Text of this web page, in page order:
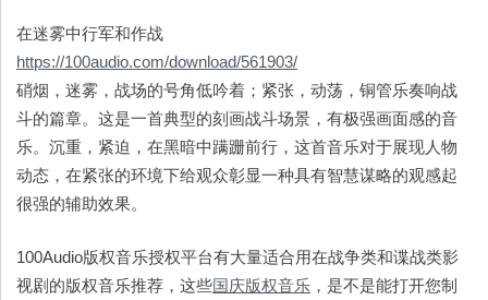
在迷雾中行军和作战
https://100audio.com/download/561903/
硝烟，迷雾，战场的号角低吟着；紧张，动荡，铜管乐奏响战
斗的篇章。这是一首典型的刻画战斗场景，有极强画面感的音
乐。沉重，紧迫，在黑暗中蹒跚前行，这首音乐对于展现人物
动态，在紧张的环境下给观众彰显一种具有智慧谋略的观感起
很强的辅助效果。
100Audio版权音乐授权平台有大量适合用在战争类和谍战类影
视剧的版权音乐推荐，这些国庆版权音乐 ，是不是能打开您制